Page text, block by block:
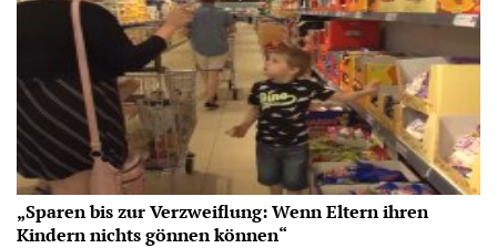
„Sparen bis zur Verzweiflung: Wenn Eltern ihren
Kindern nichts gönnen können“